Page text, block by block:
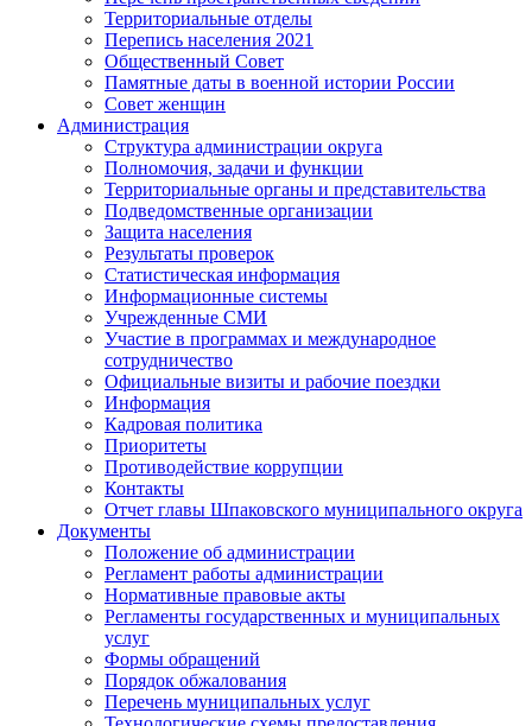
Территориальные отделы
Перепись населения 2021
Общественный Совет
Памятные даты в военной истории России
Совет женщин
Администрация
Структура администрации округа
Полномочия, задачи и функции
Территориальные органы и представительства
Подведомственные организации
Защита населения
Результаты проверок
Статистическая информация
Информационные системы
Учрежденные СМИ
Участие в программах и международное
сотрудничество
Официальные визиты и рабочие поездки
Информация
Кадровая политика
Приоритеты
Противодействие коррупции
Контакты
Отчет главы Шпаковского муниципального округа
Документы
Положение об администрации
Регламент работы администрации
Нормативные правовые акты
Регламенты государственных и муниципальных
услуг
Формы обращений
Порядок обжалования
Перечень муниципальных услуг